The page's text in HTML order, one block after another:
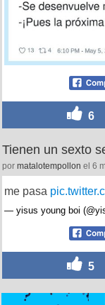
6
Tienen un sexto
por matalotempollon el 6
me pasa
— yisus young boi
5